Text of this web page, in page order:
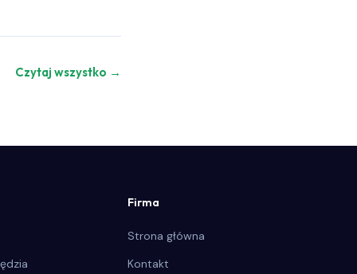
Czytaj wszystko →
Firma
Strona główna
Kontakt